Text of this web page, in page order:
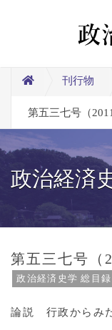
刊行物
第五三七号（
政治経済
第五三七号（
政治経済史学 総目録
論説 行政からみ